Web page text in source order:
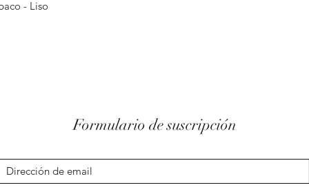
- Liso
Formulario de suscripción